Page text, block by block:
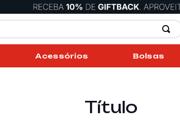
Acessórios Bolsas
Título